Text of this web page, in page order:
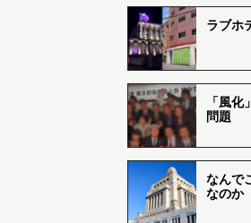
ラブホ
「風化
問題
なんで
なのか